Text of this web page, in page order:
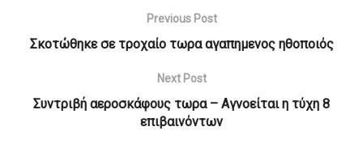
Previous Post
Σκοτώθηκε σε τροχαίο τωρα αγαπημενος ηθοποιός
Next Post
Συντριβή αεροσκάφους τωρα – Αγνοείται η τύχη 8
επιβαινόντων